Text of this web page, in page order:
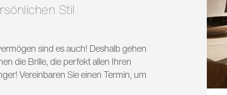
Stil
sind es auch! Deshalb gehen
die Brille, die perfekt allen Ihren
Vereinbaren Sie einen Termin, um